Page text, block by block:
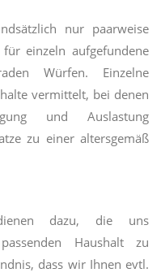
nur paarweise
einzeln aufgefundene
Würfen. Einzelne
vermittelt, bei denen
und Auslastung
zu einer altersgemäß
dienen dazu, die uns
Haushalt zu
dass wir Ihnen evtl.